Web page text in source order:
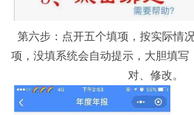
第六步：点开五个填项，按实际情
项，没填系统会自动提示，大胆填写
对、修改。